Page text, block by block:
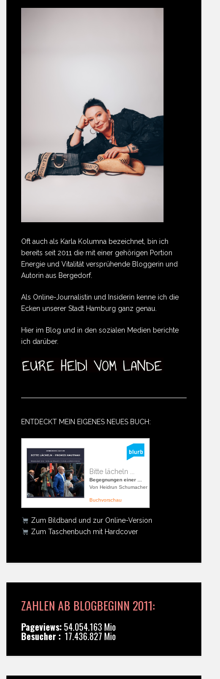
Oft auch als Karla Kolumna bezeichnet, bin ich
bereits seit 2011 die mit einer gehörigen Portion
Energie und Vitalität versprühende Bloggerin und
Autorin aus Bergedorf.
Als Online-Journalistin und Insiderin kenne ich die
Ecken unserer Stadt Hamburg ganz genau.
Hier im Blog und in den sozialen Medien berichte
ich darüber.
ENTDECKT MEIN EIGENES NEUES BUCH:
Bitte lächeln ...
Begegnungen einer ...
Von Heidrun Schumacher
Buchvorschau
Zum Bildband und zur Online-Version
Zum Taschenbuch mit Hardcover
ZAHLEN AB BLOGBEGINN 2011:
Pageviews: 54.054.163 Mio
Besucher : 17.436.827 Mio